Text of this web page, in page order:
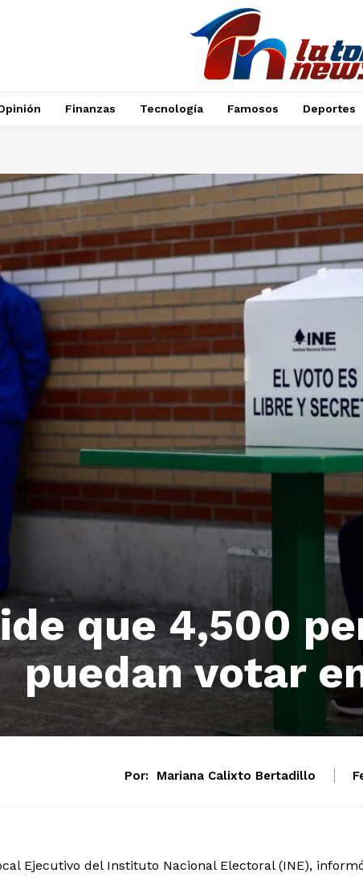
Finanzas Tecnología Famosos Deportes
que 4,500
puedan votar
Por: Mariana Calixto Bertadillo
Ejecutivo del Instituto Nacional Electoral (INE),